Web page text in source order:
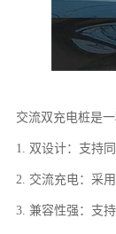
交流双充电桩是
1. 双设计：支持
2. 交流充电：采
3. 兼容性强：支